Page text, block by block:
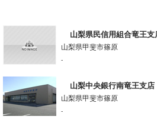
山梨県民信用組合竜王支
山梨県甲斐市篠原
-
山梨中央銀行南竜王支店
山梨県甲斐市篠原
-